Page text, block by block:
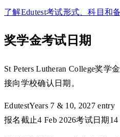
了解Edutest考试形式、科目和
奖学金考试日期
St Peters Lutheran College奖
接向学校确认日期。
EdutestYears 7 & 10, 2027 entry
报名截止4 Feb 2026考试日期